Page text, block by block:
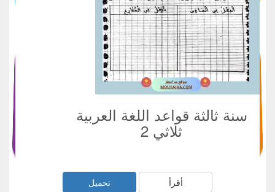
سنة ثالثة قواعد اللغة العربية
ثلاثي 2
أقرأ تحميل